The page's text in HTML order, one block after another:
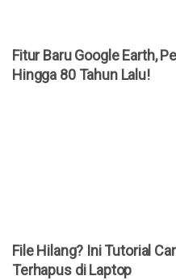
Fitur Baru Google Earth,
Hingga 80 Tahun Lalu!
File Hilang? Ini Tutorial
Terhapus di Laptop